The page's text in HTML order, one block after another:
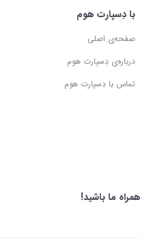
با دِسپارت هوم
صفحه‌ی اصلی
درباره‌ی دِسپارت هوم
تماس با دِسپارت هوم
همراه ما باشید!